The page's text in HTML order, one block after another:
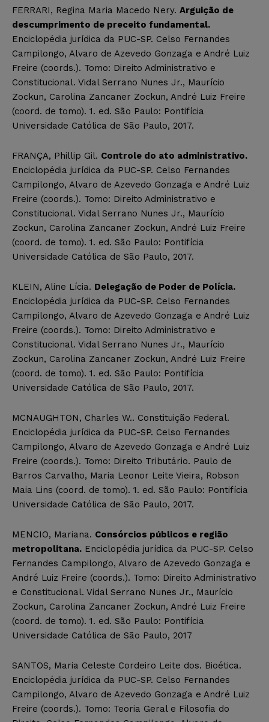
FERRARI, Regina Maria Macedo Nery. Arguição de
descumprimento de preceito fundamental.
Enciclopédia jurídica da PUC-SP. Celso Fernandes
Campilongo, Alvaro de Azevedo Gonzaga e André Luiz
Freire (coords.). Tomo: Direito Administrativo e
Constitucional. Vidal Serrano Nunes Jr., Maurício
Zockun, Carolina Zancaner Zockun, André Luiz Freire
(coord. de tomo). 1. ed. São Paulo: Pontifícia
Universidade Católica de São Paulo, 2017.
FRANÇA, Phillip Gil. Controle do ato administrativo.
Enciclopédia jurídica da PUC-SP. Celso Fernandes
Campilongo, Alvaro de Azevedo Gonzaga e André Luiz
Freire (coords.). Tomo: Direito Administrativo e
Constitucional. Vidal Serrano Nunes Jr., Maurício
Zockun, Carolina Zancaner Zockun, André Luiz Freire
(coord. de tomo). 1. ed. São Paulo: Pontifícia
Universidade Católica de São Paulo, 2017.
KLEIN, Aline Lícia. Delegação de Poder de Polícia.
Enciclopédia jurídica da PUC-SP. Celso Fernandes
Campilongo, Alvaro de Azevedo Gonzaga e André Luiz
Freire (coords.). Tomo: Direito Administrativo e
Constitucional. Vidal Serrano Nunes Jr., Maurício
Zockun, Carolina Zancaner Zockun, André Luiz Freire
(coord. de tomo). 1. ed. São Paulo: Pontifícia
Universidade Católica de São Paulo, 2017.
MCNAUGHTON, Charles W.. Constituição Federal.
Enciclopédia jurídica da PUC-SP. Celso Fernandes
Campilongo, Alvaro de Azevedo Gonzaga e André Luiz
Freire (coords.). Tomo: Direito Tributário. Paulo de
Barros Carvalho, Maria Leonor Leite Vieira, Robson
Maia Lins (coord. de tomo). 1. ed. São Paulo: Pontifícia
Universidade Católica de São Paulo, 2017.
MENCIO, Mariana. Consórcios públicos e região
metropolitana. Enciclopédia jurídica da PUC-SP. Celso
Fernandes Campilongo, Alvaro de Azevedo Gonzaga e
André Luiz Freire (coords.). Tomo: Direito Administrativo
e Constitucional. Vidal Serrano Nunes Jr., Maurício
Zockun, Carolina Zancaner Zockun, André Luiz Freire
(coord. de tomo). 1. ed. São Paulo: Pontifícia
Universidade Católica de São Paulo, 2017
SANTOS, Maria Celeste Cordeiro Leite dos. Bioética.
Enciclopédia jurídica da PUC-SP. Celso Fernandes
Campilongo, Alvaro de Azevedo Gonzaga e André Luiz
Freire (coords.). Tomo: Teoria Geral e Filosofia do